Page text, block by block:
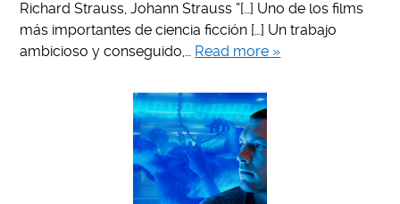
Richard Strauss, Johann Strauss “[…] Uno de los films
más importantes de ciencia ficción […] Un trabajo
ambicioso y conseguido,… Read more »